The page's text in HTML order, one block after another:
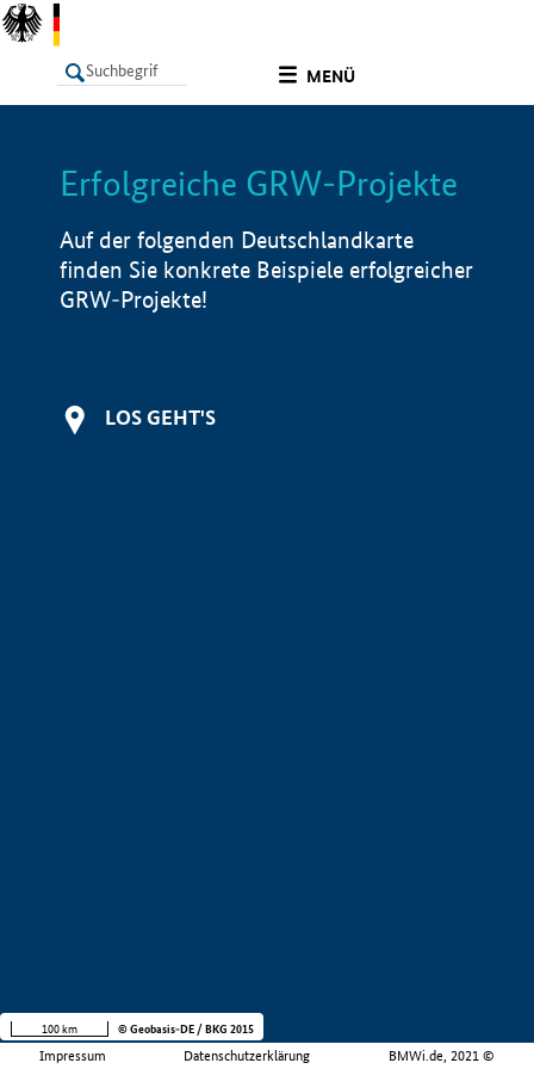
MENÜ
LISTE Info
Erfolgreiche GRW-Projekte
Auf der folgenden Deutschlandkarte
finden Sie konkrete Beispiele erfolgreicher
GRW-Projekte!
LOS GEHT'S
Impressum Datenschutzerklärung BMWi.de, 2021 ©
100 km © Geobasis-DE / BKG 2015